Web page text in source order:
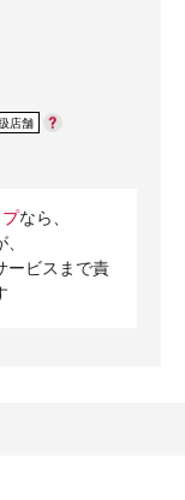
店舗
なら、
ービスまで責